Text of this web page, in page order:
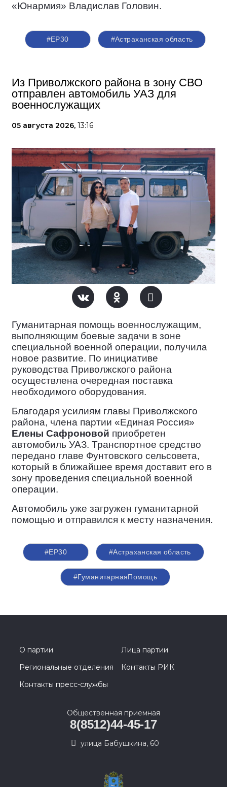
«Юнармия» Владислав Головин.
#ЕР30 #Астраханская область
Из Приволжского района в зону СВО
отправлен автомобиль УАЗ для
военнослужащих
05 августа 2026, 13:16
Гуманитарная помощь военнослужащим,
выполняющим боевые задачи в зоне
специальной военной операции, получила
новое развитие. По инициативе
руководства Приволжского района
осуществлена очередная поставка
необходимого оборудования.
Благодаря усилиям главы Приволжского
района, члена партии «Единая Россия»
Елены Сафроновой приобретен
автомобиль УАЗ. Транспортное средство
передано главе Фунтовского сельсовета,
который в ближайшее время доставит его в
зону проведения специальной военной
операции.
Автомобиль уже загружен гуманитарной
помощью и отправился к месту назначения.
#ЕР30 #Астраханская область
#ГуманитарнаяПомощь
О партии
Лица партии
Региональные отделения
Контакты РИК
Контакты пресс-службы
Общественная приемная
8(8512)44-45-17
улица Бабушкина, 60